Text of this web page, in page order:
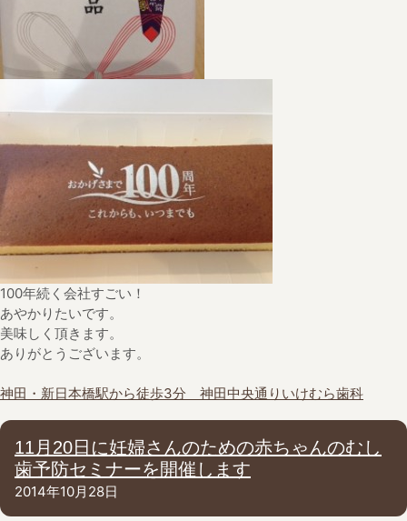
100年続く会社すごい！
あやかりたいです。
美味しく頂きます。
ありがとうございます。
神田・新日本橋駅から徒歩3分 神田中央通りいけむら歯科
11月20日に妊婦さんのための赤ちゃんのむし
歯予防セミナーを開催します
2014年10月28日